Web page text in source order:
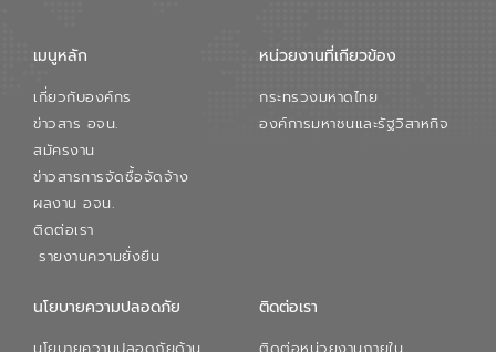
เมนูหลัก
เกี่ยวกับองค์กร
ข่าวสาร อจน.
สมัครงาน
ข่าวสารการจัดซื้อจัดจ้าง
ผลงาน อจน.
ติดต่อเรา
รายงานความยั่งยืน
หน่วยงานที่เกียวข้อง
กระทรวงมหาดไทย
องค์การมหาชนและรัฐวิสาหกิจ
นโยบายความปลอดภัย ติดต่อเรา